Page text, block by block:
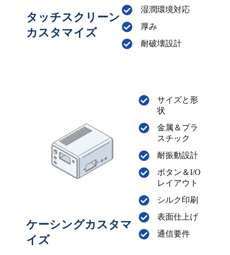
タッチスクリーン
カスタマイズ
湿潤環境対応
厚み
耐破壊設計
ケーシングカスタマ
イズ
サイズと形
状
金属＆プラ
スチック
耐振動設計
ボタン＆I/O
レイアウト
シルク印刷
表面仕上げ
通信要件